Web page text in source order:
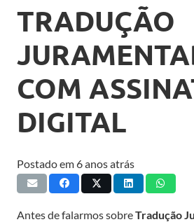
TRADUÇÃO
COM
DIGITAL
Postado em6 anos atrás
Antes de falarmos sobreTradução